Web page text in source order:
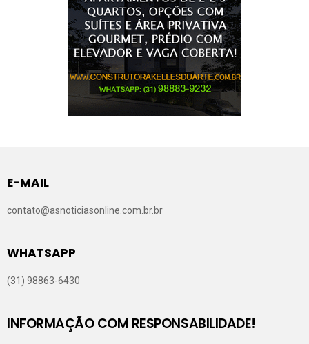
E-MAIL
contato@asnoticiasonline.com.br.br
WHATSAPP
(31) 98863-6430
INFORMAÇÃO COM RESPONSABILIDADE!